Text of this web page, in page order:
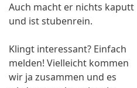
Auch macht er nichts kaputt
und ist stubenrein.
Klingt interessant? Einfach
melden! Vielleicht kommen
wir ja zusammen und es